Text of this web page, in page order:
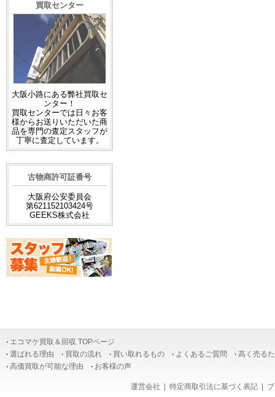
買取センター
大阪小路にある弊社買取セ
ンター！
買取センターでは日々お客
様からお送りいただいた商
品を専門の査定スタッフが
丁寧に査定しています。
古物商許可証番号
大阪府公安委員会
第621152103424号
GEEKS株式会社
エコマケ買取＆回収 TOPページ
選ばれる理由
買取の流れ 買い取れるもの よくあるご質問
高く売る
高価買取が可能な理由
お客様の声
運営会社 特定商取引法に基づく表記